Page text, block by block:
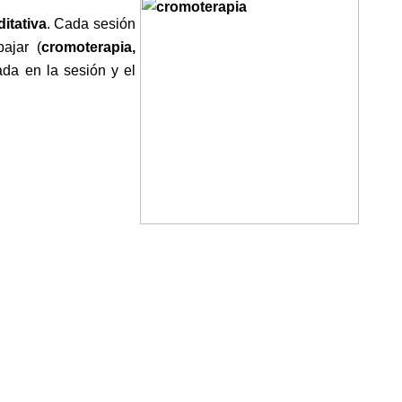
. Cada sesión
(cromoterapia,
en la sesión y el